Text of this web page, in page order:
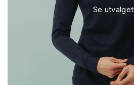
Se utvalget